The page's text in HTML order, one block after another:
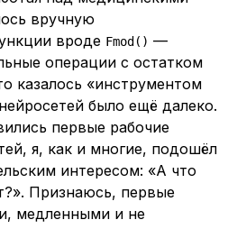
вручную
вроде Fmod() —
операции с остатком
казалось «инструментом
было ещё далеко.
первые рабочие
я, как и многие, подошёл
интересом: «А что
Признаюсь, первые
медленными и не